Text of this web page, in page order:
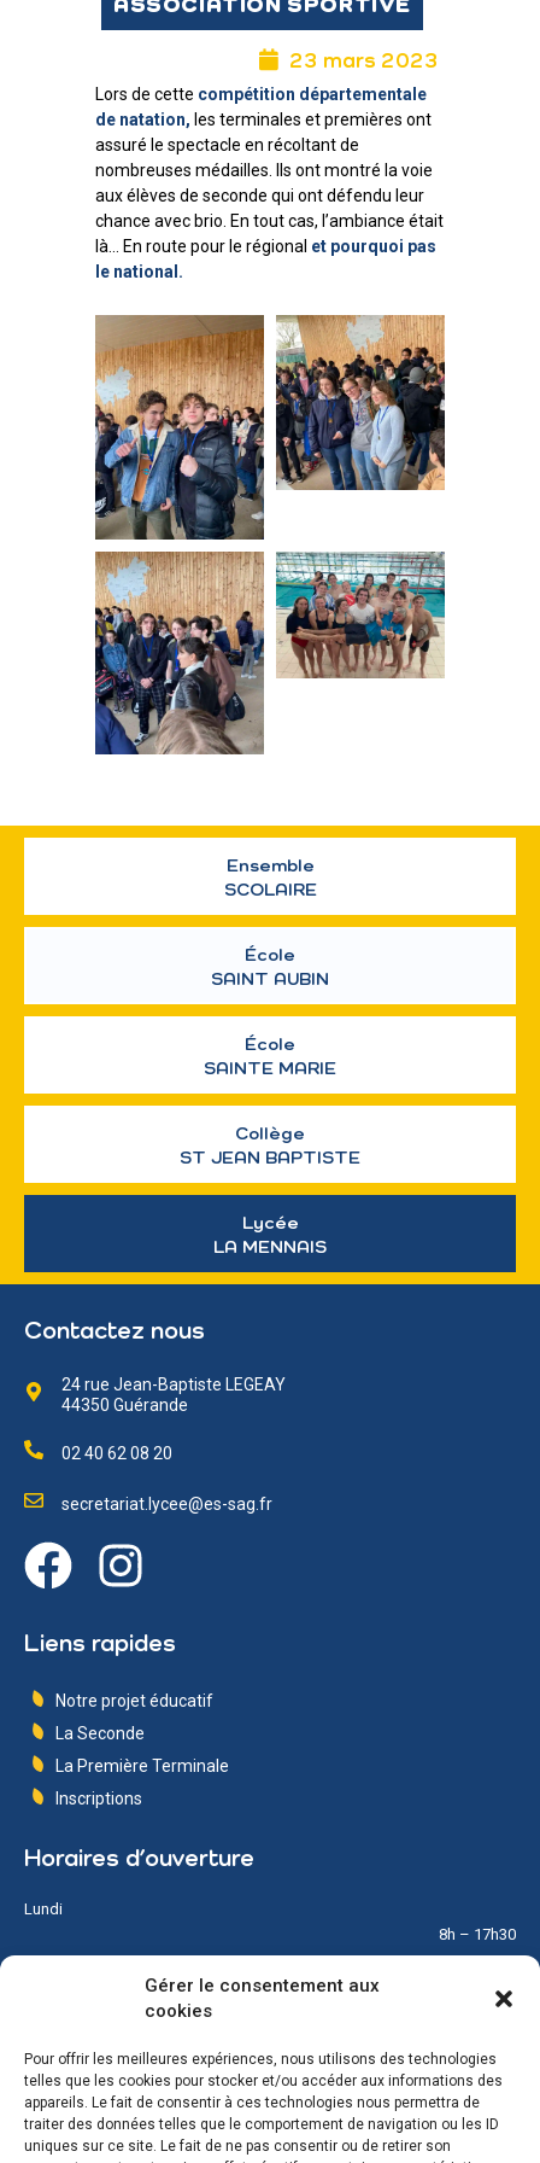
Gérer le consentement aux
cookies
Pour offrir les meilleures expériences, nous utilisons des technologies
telles que les cookies pour stocker et/ou accéder aux informations des
appareils. Le fait de consentir à ces technologies nous permettra de
traiter des données telles que le comportement de navigation ou les ID
uniques sur ce site. Le fait de ne pas consentir ou de retirer son
ASSOCIATION SPORTIVE
23 mars 2023
Lors de cette compétition départementale
de natation, les terminales et premières ont
assuré le spectacle en récoltant de
nombreuses médailles. Ils ont montré la voie
aux élèves de seconde qui ont défendu leur
chance avec brio. En tout cas, l’ambiance était
là… En route pour le régional et pourquoi pas
le national.
Ensemble
SCOLAIRE
École
SAINT AUBIN
École
SAINTE MARIE
Collège
ST JEAN BAPTISTE
Lycée
LA MENNAIS
Contactez nous
24 rue Jean-Baptiste LEGEAY
44350 Guérande
02 40 62 08 20
secretariat.lycee@es-sag.fr
Liens rapides
Notre projet éducatif
La Seconde
La Première Terminale
Inscriptions
Horaires d’ouverture
Lundi
8h – 17h30
8h – 17h30
Mercredi
8h – 12h
Jeudi